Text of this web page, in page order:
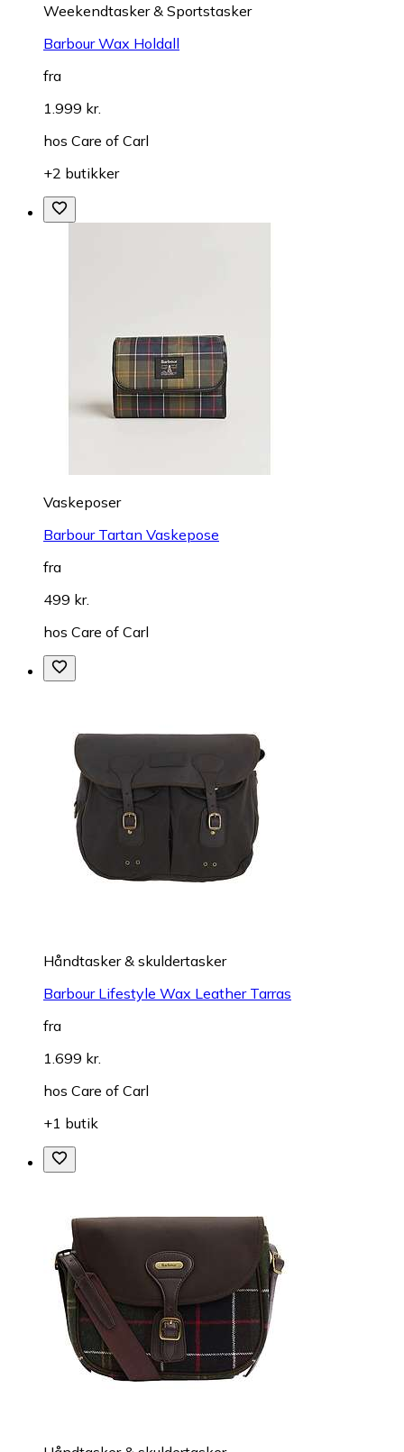
Weekendtasker & Sportstasker
Barbour Wax Holdall
fra
1.999 kr.
hos Care of Carl
+2 butikker
Vaskeposer
Barbour Tartan Vaskepose
fra
499 kr.
hos Care of Carl
Håndtasker & skuldertasker
Barbour Lifestyle Wax Leather Tarras
fra
1.699 kr.
hos Care of Carl
+1 butik